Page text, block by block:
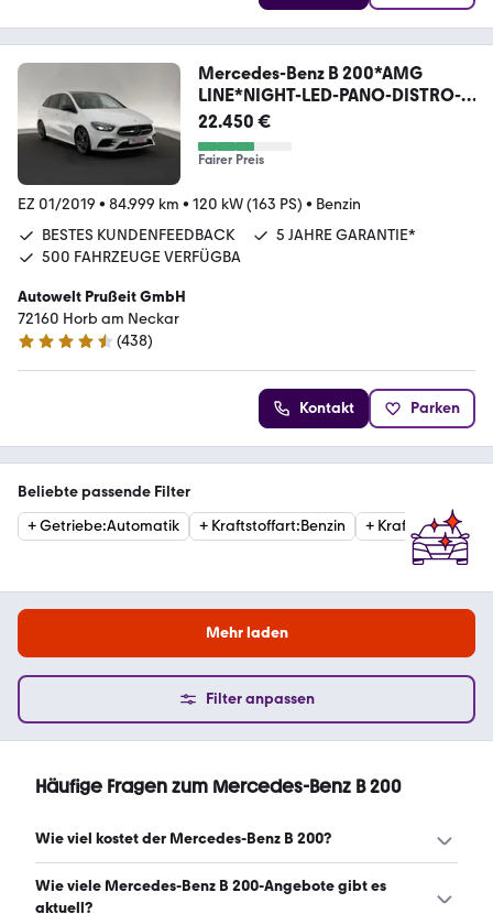
Mercedes-Benz B 200*AMG
LINE*NIGHT-LED-PANO-DISTRO-
AMBIE-R.KAM
22.450 €
Fairer Preis
EZ 01/2019 • 84.999 km • 120 kW (163 PS) • Benzin
BESTES KUNDENFEEDBACK
5 JAHRE GARANTIE*
500 FAHRZEUGE VERFÜGBA
Autowelt Prußeit GmbH
72160 Horb am Neckar
4.4 Sterne
(438)
Kontakt Parken
Beliebte passende Filter
+Getriebe:Automatik + Kraftstoffart:Benzin + Kraftstoffart
Mehr laden
Filter anpassen
Häufige Fragen zum Mercedes-Benz B 200
Wie viel kostet der Mercedes-Benz B 200?
Ein guter Preis für einen Mercedes-Benz B 200 liegt
zwischen 6.780 € und 27.948 €. (Stand: 8.8.2026)
Wie viele Mercedes-Benz B 200-Angebote gibt es
aktuell?